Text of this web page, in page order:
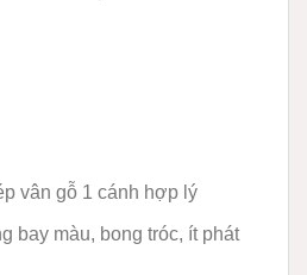
vân gỗ 1 cánh hợp lý
bay màu, bong tróc, ít phát